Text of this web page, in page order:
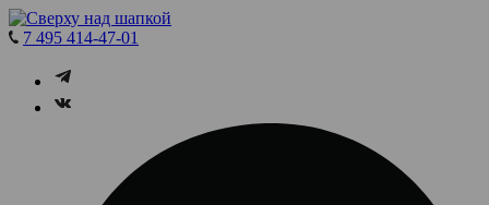
7 495 414-47-01